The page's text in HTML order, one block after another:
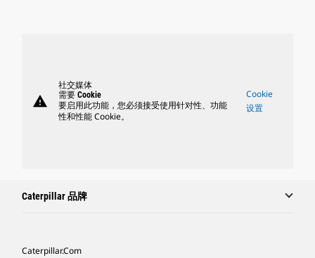
warning
社交媒体
需要 Cookie
要启用此功能，您必须接受使用针对性、功能
性和性能 Cookie。
Cookie
设置
Caterpillar 品牌
Caterpillar.com